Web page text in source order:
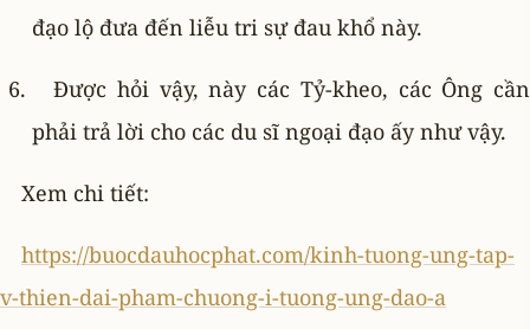
đạo lộ đưa đến liễu tri sự đau khổ này.
Ðược hỏi vậy, này các Tỷ-kheo, các Ông cần
phải trả lời cho các du sĩ ngoại đạo ấy như vậy.
Xem chi tiết:
https://buocdauhocphat.com/kinh-tuong-ung-tap-
v-thien-dai-pham-chuong-i-tuong-ung-dao-a